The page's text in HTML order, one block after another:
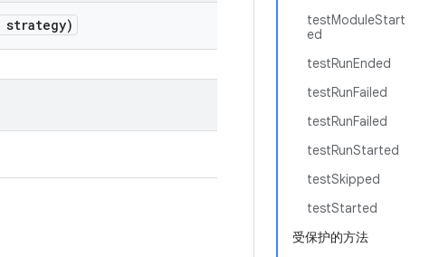
testModuleStart
ed
testRunEnded
testRunFailed
testRunFailed
testRunStarted
testSkipped
testStarted
受保护的方法
strategy)